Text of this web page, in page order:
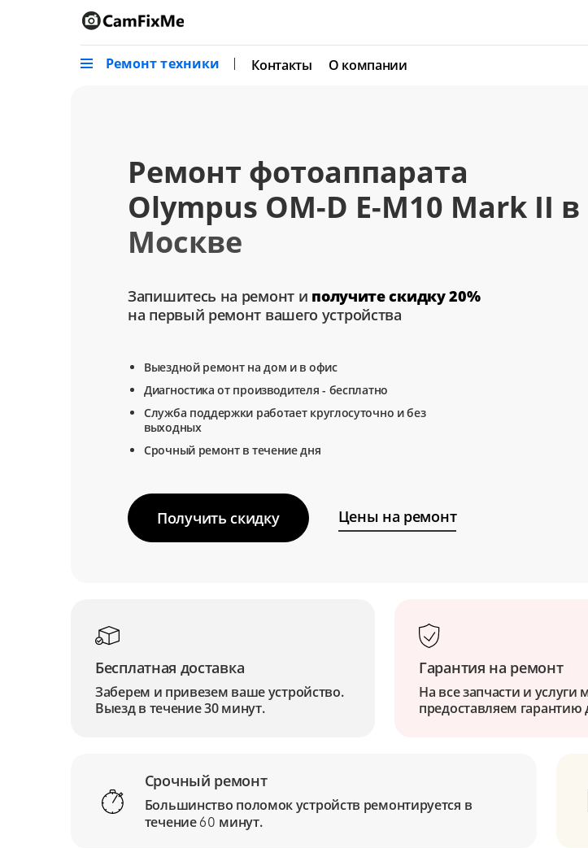
Ремонт техники Контакты О компании
Ремонт фотоаппарата
Olympus OM-D E-M10 Mark II в
Москве
Запишитесь на ремонт и получите скидку 20%
на первый ремонт вашего устройства
Выездной ремонт на дом и в офис
Диагностика от производителя - бесплатно
Служба поддержки работает круглосуточно и без
выходных
Срочный ремонт в течение дня
Получить скидку Цены на ремонт
Бесплатная доставка
Заберем и привезем ваше устройство.
Выезд в течение 30 минут.
Гарантия на ремонт
На все запчасти и услуги
предоставляем гарантию
Срочный ремонт
Большинство поломок устройств ремонтируется в
течение 60 минут.